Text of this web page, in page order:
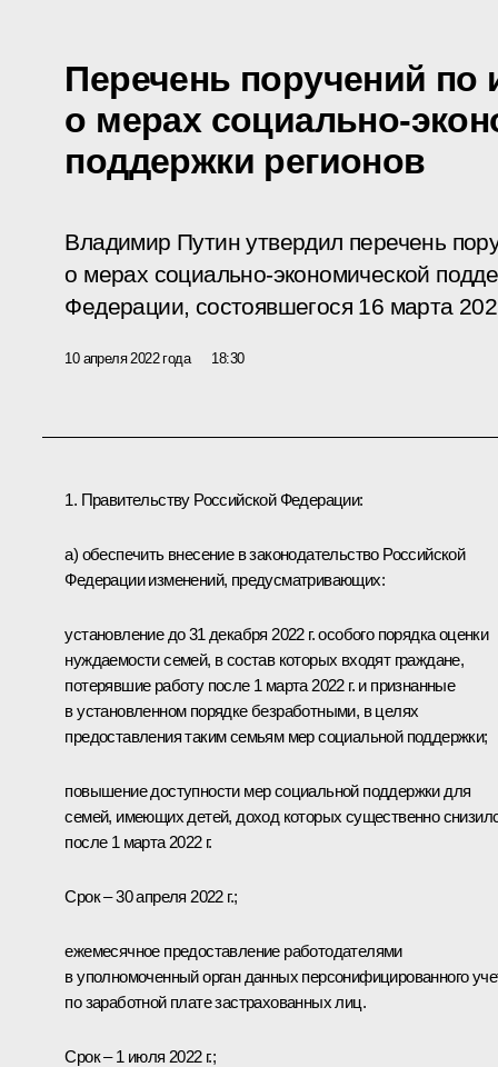
Перечень поручений по
о мерах социально-
поддержки регионов
Владимир Путин утвердил перечень
о мерах социально-экономической
Федерации, состоявшегося 16 марта
10 апреля 2022 года 18:30
1. Правительству Российской Федерации:
а) обеспечить внесение в законодательство Российской
Федерации изменений, предусматривающих:
установление до 31 декабря 2022 г. особого порядка оценки
нуждаемости семей, в состав которых входят граждане,
потерявшие работу после 1 марта 2022 г. и признанные
в установленном порядке безработными, в целях
предоставления таким семьям мер социальной поддержки;
повышение доступности мер социальной поддержки для
семей, имеющих детей, доход которых существенно
после 1 марта 2022 г.
Срок – 30 апреля 2022 г.;
ежемесячное предоставление работодателями
в уполномоченный орган данных персонифицированного
по заработной плате застрахованных лиц.
Срок – 1 июля 2022 г.;